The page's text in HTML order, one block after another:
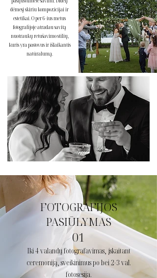
dėmesį skiriu kompozicijai ir
estetikai. O per 6-ius metus
fotografijoje atradau savitą
nuotraukų retušavimo stilių,
kuris yra pastovus ir išlaikantis
natūralumą.
FOTOGRAFIJOS
PASIŪLYMAS
01
Iki 4 valandų fotografavimas, įskaitant
ceremoniją, sveikinimus po bei 2-3 val.
fotosesija.